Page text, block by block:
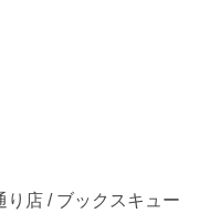
店 / ブックスキュー